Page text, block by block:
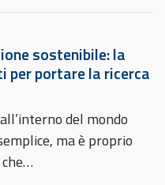
sostenibile: la
per portare la ricerca
del mondo
ma è proprio